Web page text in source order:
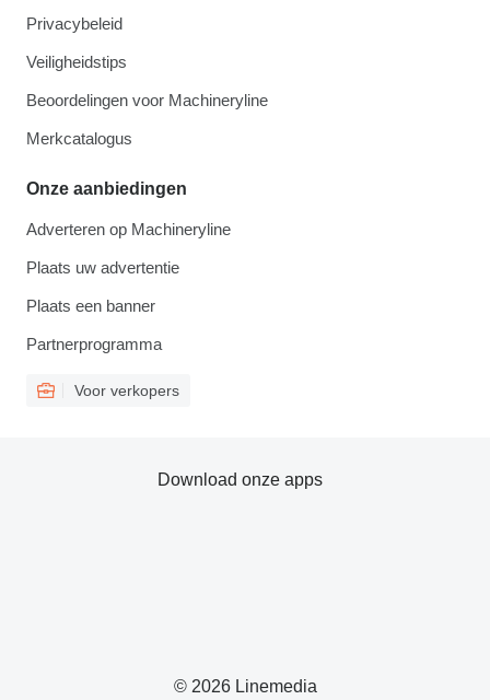
Privacybeleid
Veiligheidstips
Beoordelingen voor Machineryline
Merkcatalogus
Onze aanbiedingen
Adverteren op Machineryline
Plaats uw advertentie
Plaats een banner
Partnerprogramma
Voor verkopers
© 2026 Linemedia
Download onze apps